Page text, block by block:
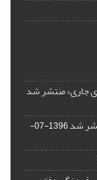
جاری» منتشر شد
شد
1396-07-